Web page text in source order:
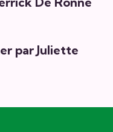
par Juliette